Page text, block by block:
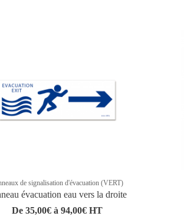
de signalisation d'évacuation (VERT)
évacuation eau vers la droite
De 35,00€ à 94,00€ HT